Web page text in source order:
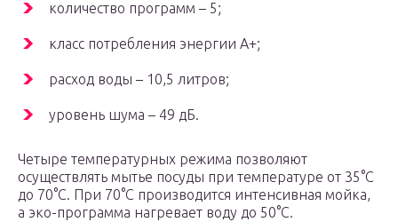
количество программ – 5;
класс потребления энергии A+;
расход воды – 10,5 литров;
уровень шума – 49 дБ.
Четыре температурных режима позволяют
осуществлять мытье посуды при температуре от 35°C
до 70°C. При 70°C производится интенсивная мойка,
а эко-программа нагревает воду до 50°C.